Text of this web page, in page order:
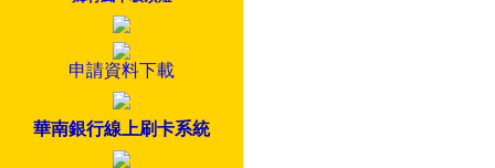
申請資料下載
華南銀行線上刷卡系統